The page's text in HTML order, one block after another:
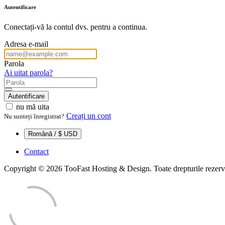
Autentificare
Conectați-vă la contul dvs. pentru a continua.
Adresa e-mail
Parola
Ai uitat parola?
Autentificare
nu mă uita
Nu sunteți înregistrat? Creați un cont
Română / $ USD
Contact
Copyright © 2026 TooFast Hosting & Design. Toate drepturile